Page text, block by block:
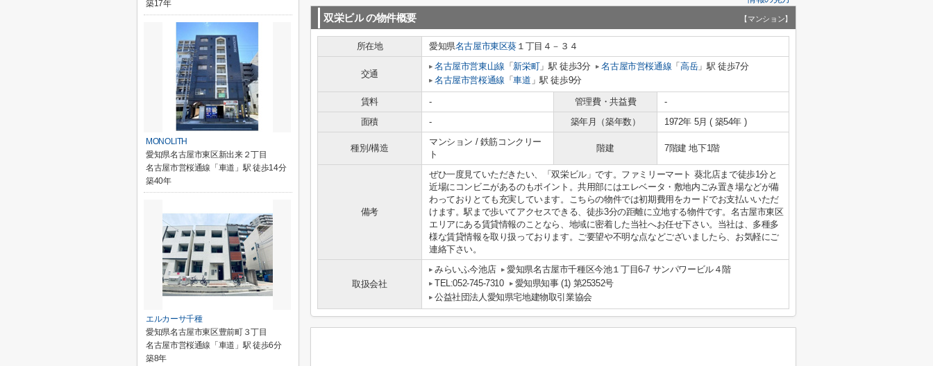
双栄ビル の物件概要 【マンション】
所在地 愛知県名古屋市東区葵 １丁目４－３４
交通
名古屋市営東山線 「 新栄町」駅 徒歩3分 名古屋市営桜通線 「 高岳」駅 徒歩7分
名古屋市営桜通線 「車道 」駅 徒歩9分
賃料 - 管理費・共益費
-
面積
- 築年月（築年数） 1972年 5月 ( 築54年 )
種別/構造
マンション / 鉄筋コンクリー
ト
階建 7階建 地下1階
備考
ぜひ一度見ていただきたい、「双栄ビル」です。ファミリーマート 葵北店まで徒歩1分と
近場にコンビニがあるのもポイント。共用部にはエレベータ・敷地内ごみ置き場などが備
わっておりとても充実しています。こちらの物件では初期費用をカードでお支払いいただ
けます。駅まで歩いてアクセスできる、徒歩3分の距離に立地する物件です。名古屋市東区
エリアにある賃貸情報のことなら、地域に密着した当社へお任せ下さい。当社は、多種多
様な賃貸情報を取り扱っております。ご要望や不明な点などございましたら、お気軽にご
連絡下さい。
取扱会社
みらいふ今池店
愛知県名古屋市千種区今池１丁目6-7 サンパワービル４階
TEL:052-745-7310
愛知県知事 (1) 第25352号
公益社団法人愛知県宅地建物取引業協会
築17年
MONOLITH
愛知県名古屋市東区新出来２丁目
名古屋市営桜通線「車道」駅 徒歩14分
築40年
エルカーサ千種
愛知県名古屋市東区豊前町３丁目
名古屋市営桜通線「車道」駅 徒歩6分
築8年